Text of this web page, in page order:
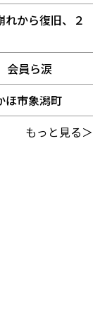
から復旧、２
員ら涙
市象潟町
もっと見る＞